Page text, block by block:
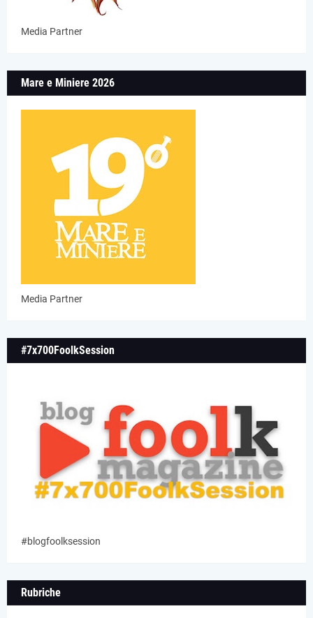
Media Partner
Mare e Miniere 2026
Media Partner
#7x700FoolkSession
#blogfoolksession
Rubriche